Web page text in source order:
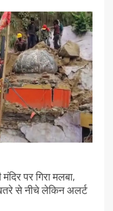
पर गिरा मलबा,
से नीचे लेकिन अलर्ट